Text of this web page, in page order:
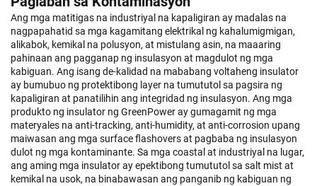
Ang mga matitigas na industriyal na kapaligiran ay madalas na
nagpapahatid sa mga kagamitang elektrikal ng kahalumigmigan,
alikabok, kemikal na polusyon, at mistulang asin, na maaaring
pahinaan ang pagganap ng insulasyon at magdulot ng mga
kabiguan. Ang isang de-kalidad na mababang voltaheng insulator
ay bumubuo ng protektibong layer na tumututol sa pagsira ng
kapaligiran at panatilihin ang integridad ng insulasyon. Ang mga
produkto ng insulator ng GreenPower ay gumagamit ng mga
materyales na anti-tracking, anti-humidity, at anti-corrosion upang
maiwasan ang mga surface flashovers at pagbaba ng insulasyon
dulot ng mga kontaminante. Sa mga coastal at industriyal na lugar,
ang aming mga insulator ay epektibong tumututol sa salt mist at
kemikal na usok, na binabawasan ang panganib ng kabiguan ng